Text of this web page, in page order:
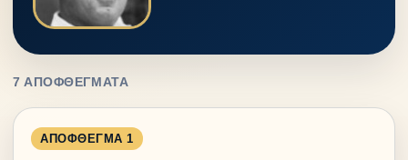
7 ΑΠΟΦΘΈΓΜΑΤΑ
ΑΠΌΦΘΕΓΜΑ 1